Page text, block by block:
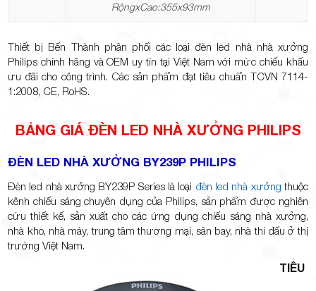
RộngxCao:355x93mm
Thiết bị Bến Thành phân phối các loại đèn led nhà nhà xưởng
Philips chính hãng và OEM uy tín tại Việt Nam với mức chiếu khấu
ưu đãi cho công trình. Các sản phẩm đạt tiêu chuẩn TCVN 7114-
1:2008, CE, RoHS.
BẢNG GIÁ ĐÈN LED NHÀ XƯỞNG PHILIPS
ĐÈN LED NHÀ XƯỞNG BY239P PHILIPS
Đèn led nhà xưởng BY239P Series là loại đèn led nhà xưởng thuộc
kênh chiếu sáng chuyên dụng của Philips, sản phẩm được nghiên
cứu thiết kế, sản xuất cho các ứng dụng chiếu sáng nhà xưởng,
nhà kho, nhà máy, trung tâm thương mại, sân bay, nhà thi đấu ở thị
trường Việt Nam.
TIÊU